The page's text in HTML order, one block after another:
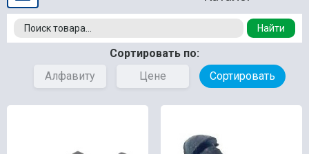
Найти
Сортировать по:
Алфавиту
Цене Сортировать